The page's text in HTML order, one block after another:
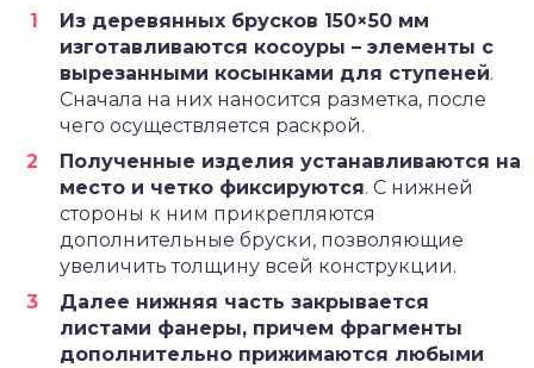
Из деревянных брусков 150×50 мм
изготавливаются косоуры – элементы с
вырезанными косынками для ступеней.
Сначала на них наносится разметка, после
чего осуществляется раскрой.
Полученные изделия устанавливаются на
место и четко фиксируются. С нижней
стороны к ним прикрепляются
дополнительные бруски, позволяющие
увеличить толщину всей конструкции.
Далее нижняя часть закрывается
листами фанеры, причем фрагменты
дополнительно прижимаются любыми